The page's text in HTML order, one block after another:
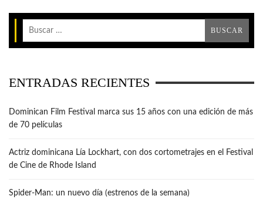
ENTRADAS RECIENTES
Dominican Film Festival marca sus 15 años con una edición de más
de 70 películas
Actriz dominicana Lía Lockhart, con dos cortometrajes en el Festival
de Cine de Rhode Island
Spider-Man: un nuevo día (estrenos de la semana)